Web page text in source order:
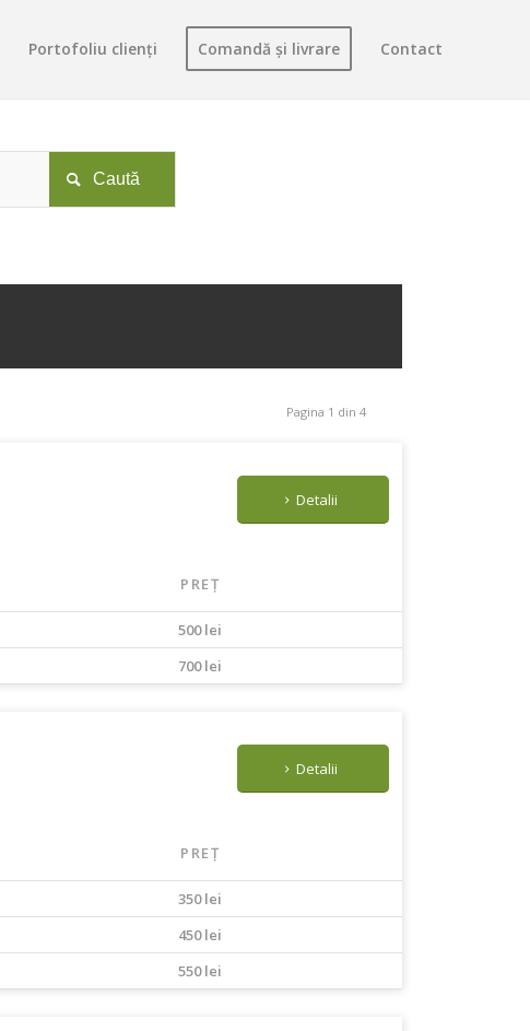
Portofoliu clienți Comandă și livrare Contact

Pagina 1 din 4
Detalii
PREȚ
500 lei
700 lei
Detalii
PREȚ
350 lei
450 lei
550 lei